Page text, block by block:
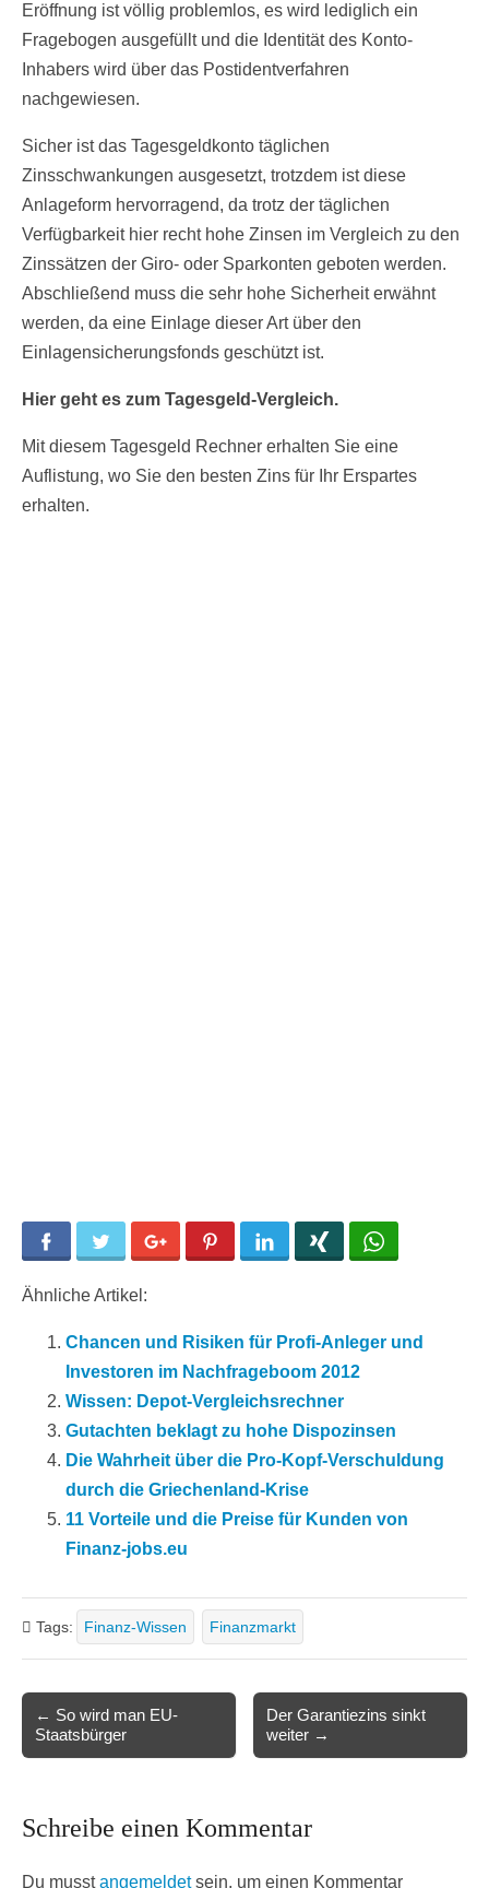
Eröffnung ist völlig problemlos, es wird lediglich ein
Fragebogen ausgefüllt und die Identität des Konto-
Inhabers wird über das Postidentverfahren
nachgewiesen.
Sicher ist das Tagesgeldkonto täglichen
Zinsschwankungen ausgesetzt, trotzdem ist diese
Anlageform hervorragend, da trotz der täglichen
Verfügbarkeit hier recht hohe Zinsen im Vergleich zu den
Zinssätzen der Giro- oder Sparkonten geboten werden.
Abschließend muss die sehr hohe Sicherheit erwähnt
werden, da eine Einlage dieser Art über den
Einlagensicherungsfonds geschützt ist.
Hier geht es zum Tagesgeld-Vergleich.
Mit diesem Tagesgeld Rechner erhalten Sie eine
Auflistung, wo Sie den besten Zins für Ihr Erspartes
erhalten.
Facebook Twitter Google+ Pinterest LinkedIn
Ähnliche Artikel:
Chancen und Risiken für Profi-Anleger und
Investoren im Nachfrageboom 2012
Wissen: Depot-Vergleichsrechner
Gutachten beklagt zu hohe Dispozinsen
Die Wahrheit über die Pro-Kopf-Verschuldung
durch die Griechenland-Krise
11 Vorteile und die Preise für Kunden von
Finanz-jobs.eu
Tags: Finanz-Wissen Finanzmarkt
navigation
← So wird man EU-
Staatsbürger
Der Garantiezins sinkt
weiter →
Schreibe einen Kommentar
Du musstangemeldetsein, um einen Kommentar